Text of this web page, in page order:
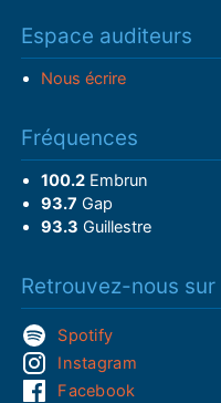
Espace auditeurs
Nous écrire
Fréquences
100.2Embrun
93.7 Gap
93.3 Guillestre
Retrouvez-nous sur
Spotify
Instagram
Facebook